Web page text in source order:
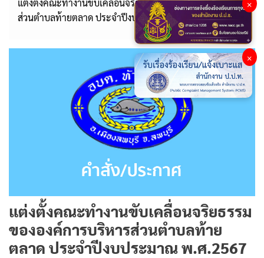
แต่งตั้งคณะทำงานขับเคลื่อนจริยธรรมขององค์การบริหาร
ส่วนตำบลท้ายตลาด ประจำปีงบประมาณ พ.ศ.2567
แต่งตั้งคณะทำงานขับเคลื่อนจริยธรรม
ขององค์การบริหารส่วนตำบลท้าย
ตลาด ประจำปีงบประมาณ พ.ศ.2567
×
×